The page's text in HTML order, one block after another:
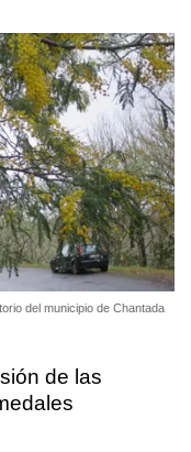
del municipio de Chantada
de las